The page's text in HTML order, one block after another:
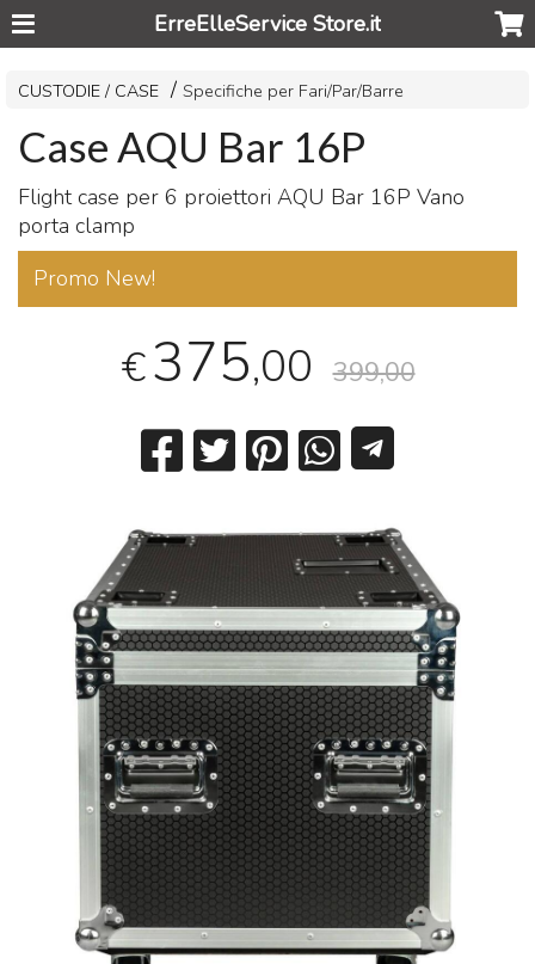
ErreElleService Store.it
CUSTODIE / CASE Specifiche per Fari/Par/Barre
Case AQU Bar 16P
Flight case per 6 proiettoriAQU Bar 16P Vano
porta clamp
Promo New!
€375,00 399,00